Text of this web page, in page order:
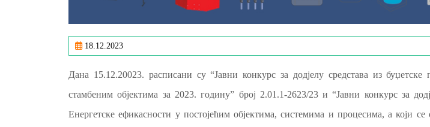
18.12.2023
Дана 15.12.20023. расписани су “Јавни конкурс за додјелу средстава из
стамбеним објектима за 2023. годину” број 2.01.1-2623/23 и “Јавни конкурс за
Енергетске ефикасности у постојећим објектима, системима и процесима, а који